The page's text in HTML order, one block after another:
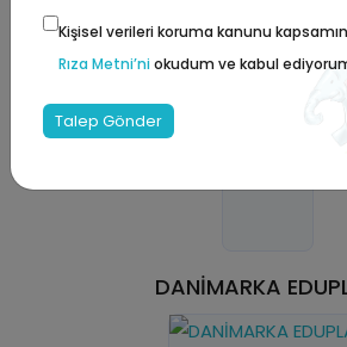
DANİMARKA
Kişisel verileri koruma kanunu
Rıza Metni’niokudum ve kabul
Talep Gönder